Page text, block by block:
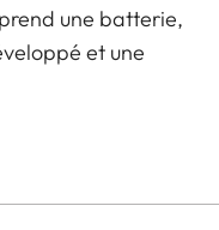
une batterie,
et une